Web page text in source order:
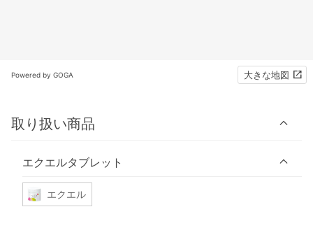
Powered by GOGA 大きな地図
取り扱い商品
エクエルタブレット
エクエル